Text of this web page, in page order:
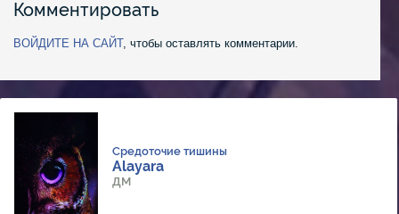
Комментировать
ВОЙДИТЕ НА САЙТ, чтобы оставлять комментарии.
Средоточие тишины
Alayara
ДМ